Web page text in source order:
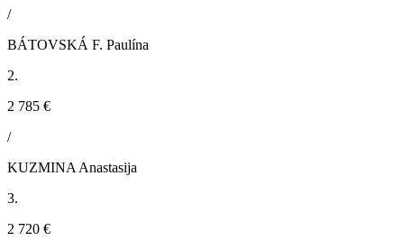
/
BÁTOVSKÁ F. Paulína
2.
2 785 €
/
KUZMINA Anastasija
3.
2 720 €